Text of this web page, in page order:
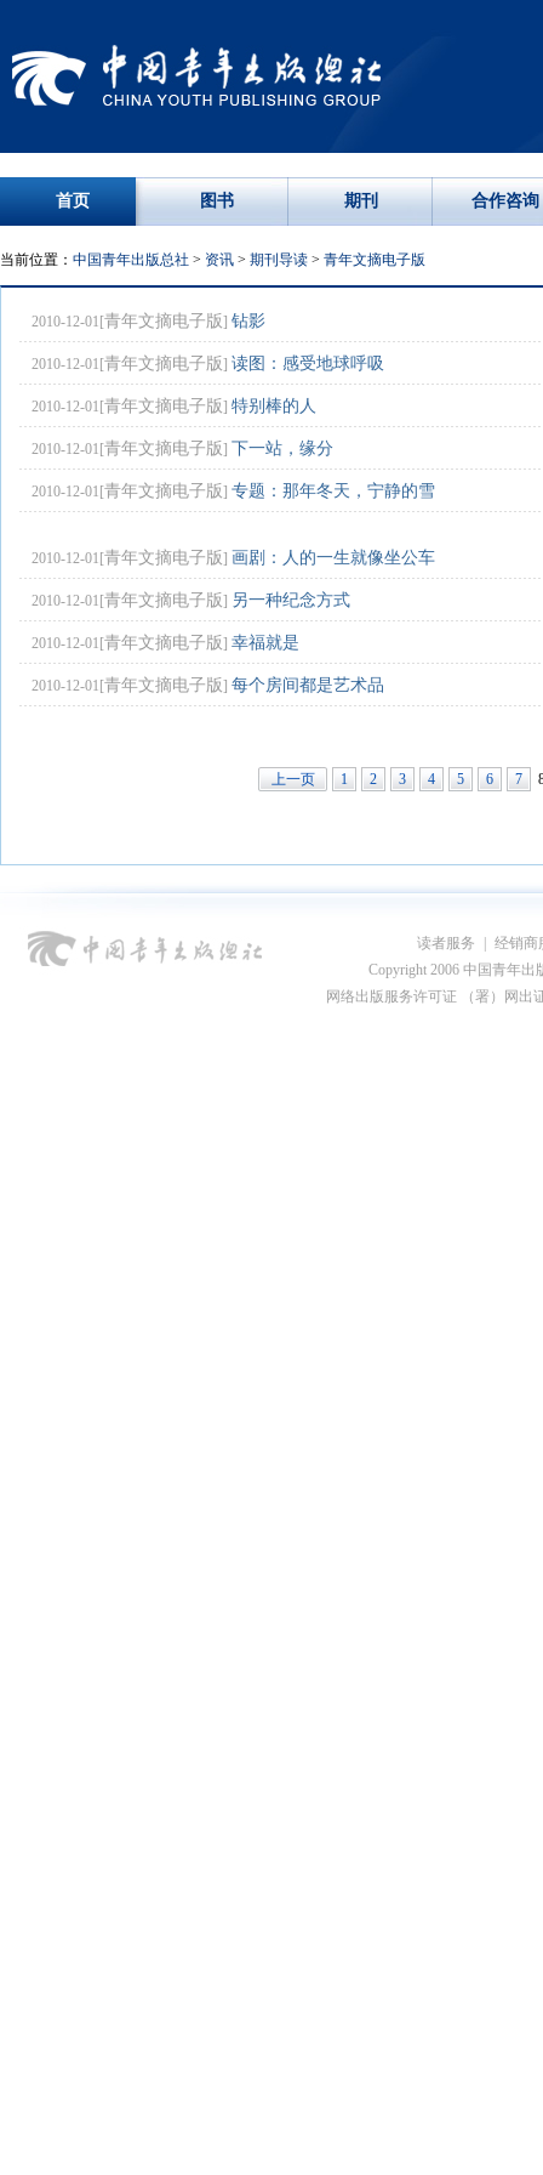
首页 图书 期刊 合作咨询
当前位置： 中国青年出版总社 > 资讯 > 期刊导读 > 青年文摘电子版
2010-12-01[青年文摘电子版] 钻影
2010-12-01[青年文摘电子版] 读图：感受地球呼吸
2010-12-01[青年文摘电子版] 特别棒的人
2010-12-01[青年文摘电子版] 下一站，缘分
2010-12-01[青年文摘电子版] 专题：那年冬天，宁静的雪
2010-12-01[青年文摘电子版] 画剧：人的一生就像坐公车
2010-12-01[青年文摘电子版] 另一种纪念方式
2010-12-01[青年文摘电子版] 幸福就是
2010-12-01[青年文摘电子版] 每个房间都是艺术品
上一页 1 2 3 4 5 6 7
读者服务
经销商
Copyright 2006 中国青年出
网络出版服务许可证 （署）网出